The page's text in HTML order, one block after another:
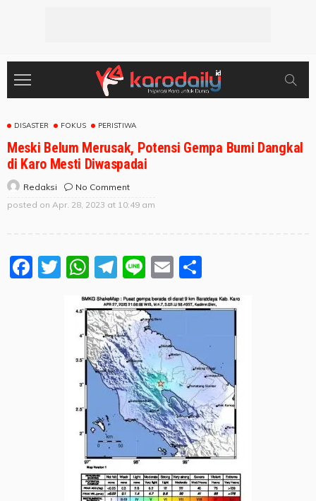
DISASTER FOKUS PERISTIWA
Meski Belum Merusak, Potensi Gempa Bumi Dangkal
di Karo Mesti Diwaspadai
Redaksi
No Comment
posted on Apr. 28, 2023 at 10:49 am
Facebook
Twitter
WhatsApp
Telegram
LineEmail